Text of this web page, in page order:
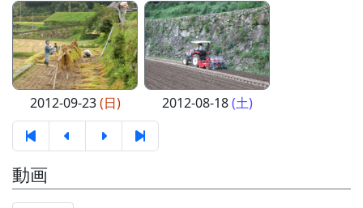
2012-09-23(日) 2012-08-18(土)
動画